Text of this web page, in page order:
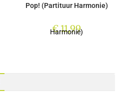
Pop! (Partituur Harmonie)
€11,99